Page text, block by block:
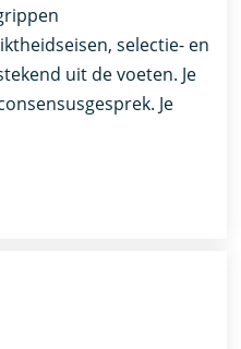
selectie- en
uit de voeten. Je
Je